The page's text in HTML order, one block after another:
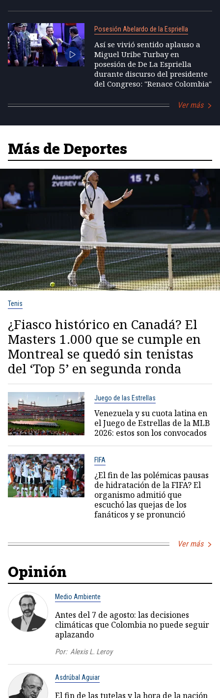
Posesión Abelardo de la Espriella
Así se vivió sentido aplauso a
Miguel Uribe Turbay en
posesión de De La Espriella
durante discurso del presidente
del Congreso: "Renace Colombia"
Ver más
Más de Deportes
Tenis
¿Fiasco histórico en Canadá? El
Masters 1.000 que se cumple en
Montreal se quedó sin tenistas
del ‘Top 5’ en segunda ronda
Juego de las Estrellas
Venezuela y su cuota latina en
el Juego de Estrellas de la MLB
2026: estos son los convocados
FIFA
¿El fin de las polémicas pausas
de hidratación de la FIFA? El
organismo admitió que
escuchó las quejas de los
fanáticos y se pronunció
Ver más
Opinión
Medio Ambiente
Antes del 7 de agosto: las decisiones
climáticas que Colombia no puede seguir
aplazando
Por: Alexis L. Leroy
Asdrúbal Aguiar
El fin de las tutelas y la hora de la nación